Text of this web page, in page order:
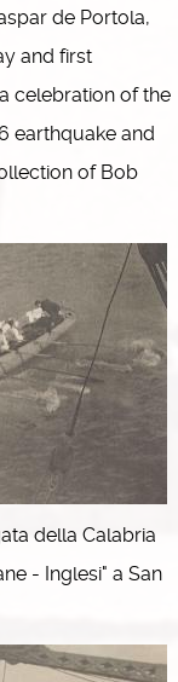
de Portola,
and first
celebration of the
earthquake and
of Bob
della Calabria
- Inglesi" a San